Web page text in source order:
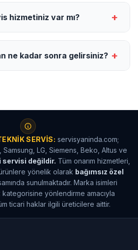
hizmetiniz var mı? +
ne kadar sonra gelirsiniz? +
SERVIS: servisyaninda.com;
LG, Siemens, Beko, Altus ve
servisi değildir. Tüm onarım hizmetleri,
yönelik olarak bağımsız özel
sunulmaktadır. Marka isimleri
kategorisine yönlendirme amacıyla
ticari haklar ilgili üreticilere aittir.